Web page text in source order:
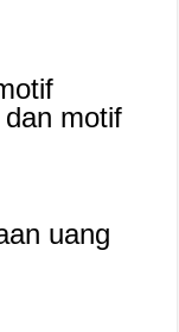
motif
uang